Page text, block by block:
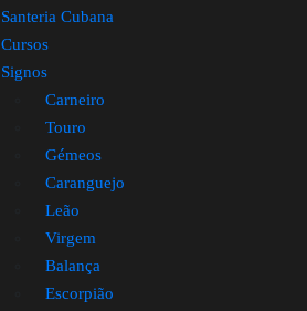
Santeria Cubana
Cursos
Signos
Carneiro
Touro
Gémeos
Caranguejo
Leão
Virgem
Balança
Escorpião